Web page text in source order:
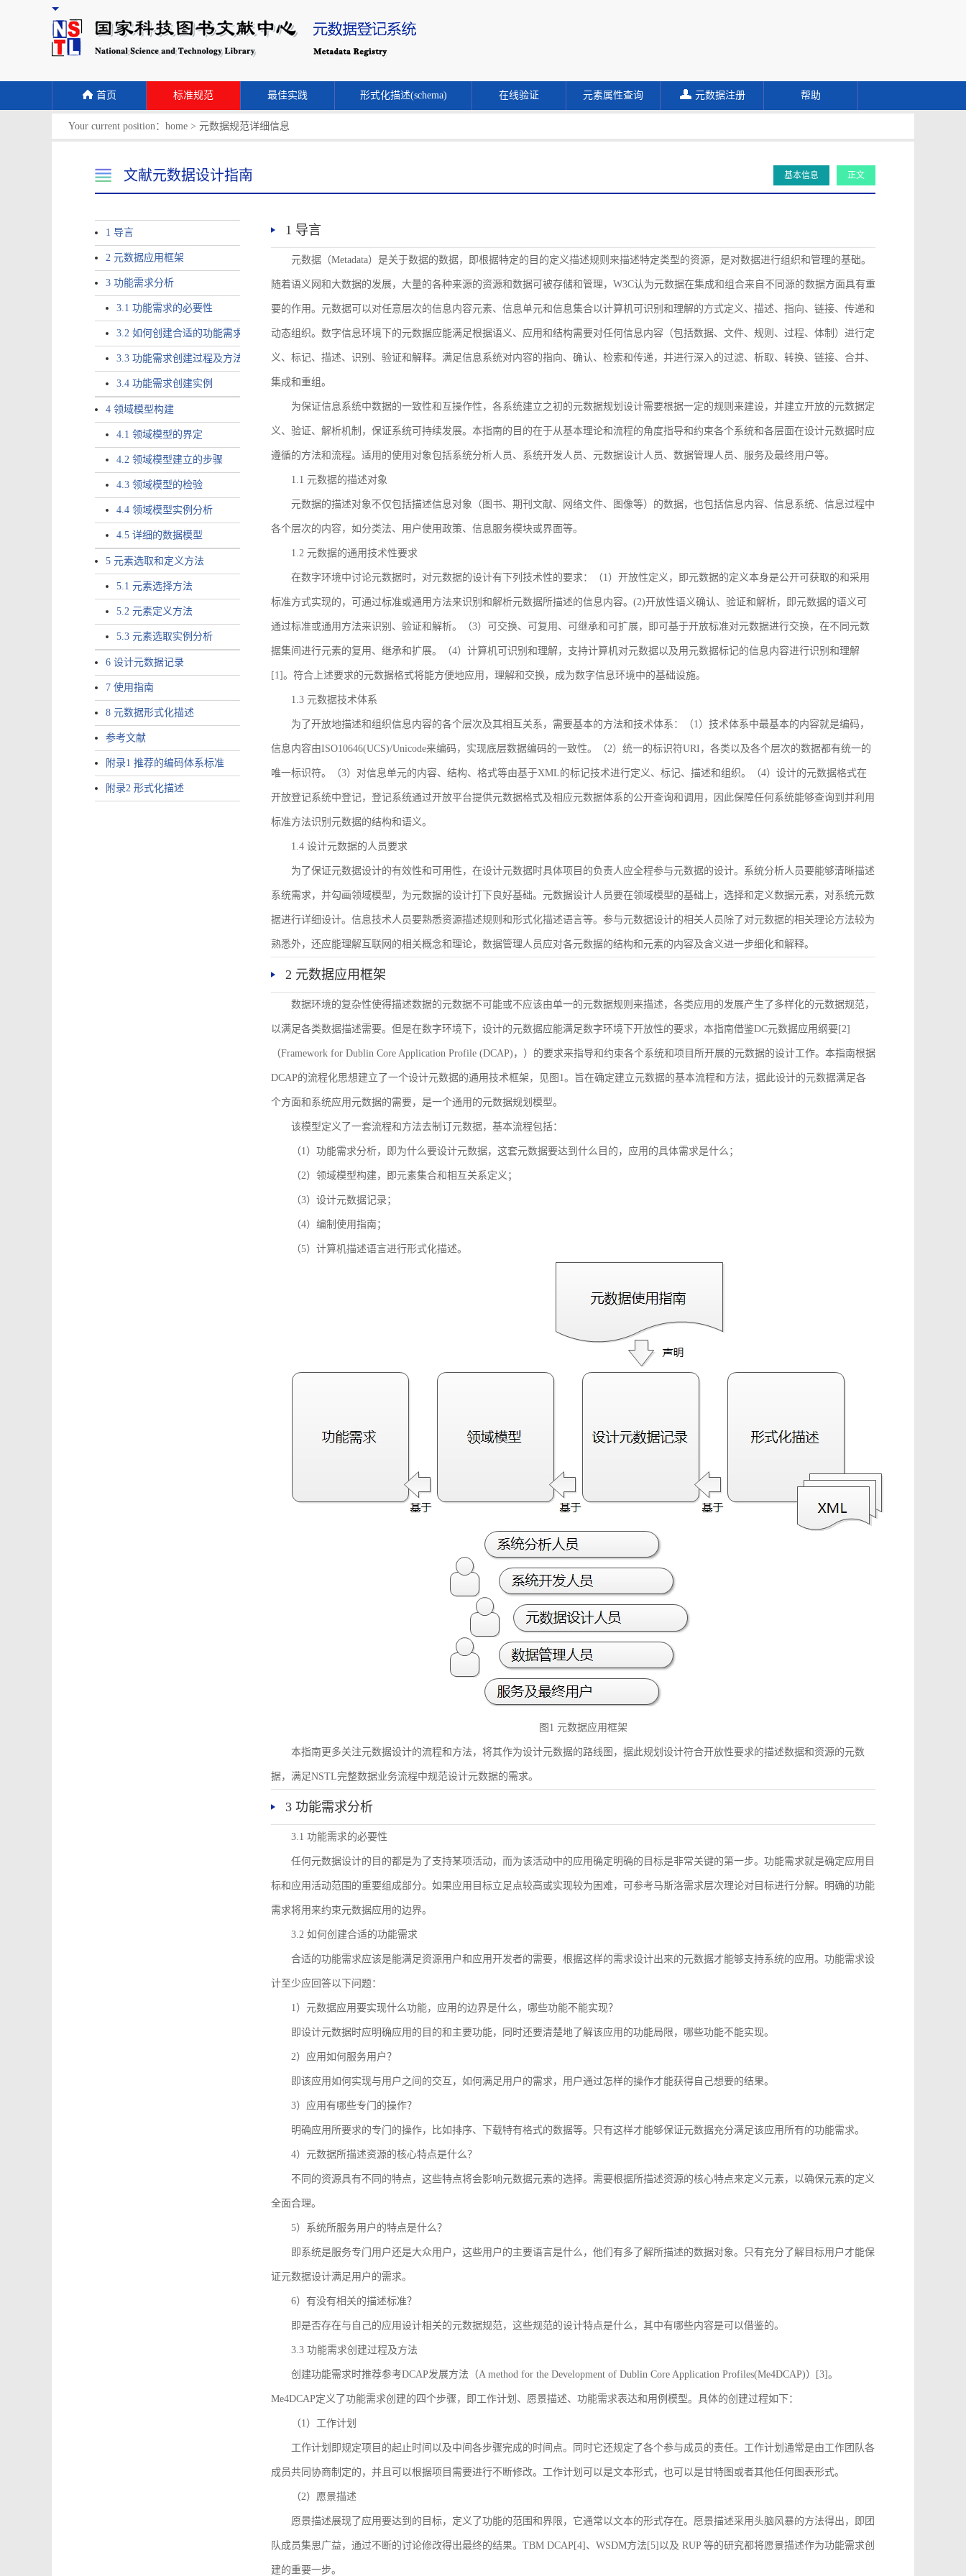
首页 标准规范 最佳实践 形式化描述(schema) 在线验证 元素属性查询 元数据注册 帮助
Your current position： home > 元数据规范详细信息
文献元数据设计指南 基本信息 正文
1 导言
2 元数据应用框架
3 功能需求分析
3.1 功能需求的必要性
3.2 如何创建合适的功能需求
3.3 功能需求创建过程及方法
3.4 功能需求创建实例
4 领域模型构建
4.1 领域模型的界定
4.2 领域模型建立的步骤
4.3 领域模型的检验
4.4 领域模型实例分析
4.5 详细的数据模型
5 元素选取和定义方法
5.1 元素选择方法
5.2 元素定义方法
5.3 元素选取实例分析
6 设计元数据记录
7 使用指南
8 元数据形式化描述
参考文献
附录1 推荐的编码体系标准
附录2 形式化描述
1 导言
元数据（Metadata）是关于数据的数据，即根据特定的目的定义描述规则来描述特定类型的资源，是对数据进行组织和管理的基础。
随着语义网和大数据的发展，大量的各种来源的资源和数据可被存储和管理，W3C认为元数据在集成和组合来自不同源的数据方面具有重
要的作用。元数据可以对任意层次的信息内容元素、信息单元和信息集合以计算机可识别和理解的方式定义、描述、指向、链接、传递和
动态组织。数字信息环境下的元数据应能满足根据语义、应用和结构需要对任何信息内容（包括数据、文件、规则、过程、体制）进行定
义、标记、描述、识别、验证和解释。满足信息系统对内容的指向、确认、检索和传递，并进行深入的过滤、析取、转换、链接、合并、
集成和重组。
为保证信息系统中数据的一致性和互操作性，各系统建立之初的元数据规划设计需要根据一定的规则来建设，并建立开放的元数据定
义、验证、解析机制，保证系统可持续发展。本指南的目的在于从基本理论和流程的角度指导和约束各个系统和各层面在设计元数据时应
遵循的方法和流程。适用的使用对象包括系统分析人员、系统开发人员、元数据设计人员、数据管理人员、服务及最终用户等。
1.1 元数据的描述对象
元数据的描述对象不仅包括描述信息对象（图书、期刊文献、网络文件、图像等）的数据，也包括信息内容、信息系统、信息过程中
各个层次的内容，如分类法、用户使用政策、信息服务模块或界面等。
1.2 元数据的通用技术性要求
在数字环境中讨论元数据时，对元数据的设计有下列技术性的要求：（1）开放性定义，即元数据的定义本身是公开可获取的和采用
标准方式实现的，可通过标准或通用方法来识别和解析元数据所描述的信息内容。(2)开放性语义确认、验证和解析，即元数据的语义可
通过标准或通用方法来识别、验证和解析。（3）可交换、可复用、可继承和可扩展，即可基于开放标准对元数据进行交换，在不同元数
据集间进行元素的复用、继承和扩展。（4）计算机可识别和理解，支持计算机对元数据以及用元数据标记的信息内容进行识别和理解
[1]。符合上述要求的元数据格式将能方便地应用，理解和交换，成为数字信息环境中的基础设施。
1.3 元数据技术体系
为了开放地描述和组织信息内容的各个层次及其相互关系，需要基本的方法和技术体系：（1）技术体系中最基本的内容就是编码，
信息内容由ISO10646(UCS)/Unicode来编码，实现底层数据编码的一致性。（2）统一的标识符URI，各类以及各个层次的数据都有统一的
唯一标识符。（3）对信息单元的内容、结构、格式等由基于XML的标记技术进行定义、标记、描述和组织。（4）设计的元数据格式在
开放登记系统中登记，登记系统通过开放平台提供元数据格式及相应元数据体系的公开查询和调用，因此保障任何系统能够查询到并利用
标准方法识别元数据的结构和语义。
1.4 设计元数据的人员要求
为了保证元数据设计的有效性和可用性，在设计元数据时具体项目的负责人应全程参与元数据的设计。系统分析人员要能够清晰描述
系统需求，并勾画领域模型，为元数据的设计打下良好基础。元数据设计人员要在领域模型的基础上，选择和定义数据元素，对系统元数
据进行详细设计。信息技术人员要熟悉资源描述规则和形式化描述语言等。参与元数据设计的相关人员除了对元数据的相关理论方法较为
熟悉外，还应能理解互联网的相关概念和理论，数据管理人员应对各元数据的结构和元素的内容及含义进一步细化和解释。
2 元数据应用框架
数据环境的复杂性使得描述数据的元数据不可能或不应该由单一的元数据规则来描述，各类应用的发展产生了多样化的元数据规范，
以满足各类数据描述需要。但是在数字环境下，设计的元数据应能满足数字环境下开放性的要求，本指南借鉴DC元数据应用纲要[2]
（Framework for Dublin Core Application Profile (DCAP)，）的要求来指导和约束各个系统和项目所开展的元数据的设计工作。本指南根据
DCAP的流程化思想建立了一个设计元数据的通用技术框架，见图1。旨在确定建立元数据的基本流程和方法，据此设计的元数据满足各
个方面和系统应用元数据的需要，是一个通用的元数据规划模型。
该模型定义了一套流程和方法去制订元数据，基本流程包括：
（1）功能需求分析，即为什么要设计元数据，这套元数据要达到什么目的，应用的具体需求是什么；
（2）领域模型构建，即元素集合和相互关系定义；
（3）设计元数据记录；
（4）编制使用指南；
（5）计算机描述语言进行形式化描述。
图1 元数据应用框架
本指南更多关注元数据设计的流程和方法，将其作为设计元数据的路线图，据此规划设计符合开放性要求的描述数据和资源的元数
据，满足NSTL完整数据业务流程中规范设计元数据的需求。
3 功能需求分析
3.1 功能需求的必要性
任何元数据设计的目的都是为了支持某项活动，而为该活动中的应用确定明确的目标是非常关键的第一步。功能需求就是确定应用目
标和应用活动范围的重要组成部分。如果应用目标立足点较高或实现较为困难，可参考马斯洛需求层次理论对目标进行分解。明确的功能
需求将用来约束元数据应用的边界。
3.2 如何创建合适的功能需求
合适的功能需求应该是能满足资源用户和应用开发者的需要，根据这样的需求设计出来的元数据才能够支持系统的应用。功能需求设
计至少应回答以下问题：
1）元数据应用要实现什么功能，应用的边界是什么，哪些功能不能实现？
即设计元数据时应明确应用的目的和主要功能，同时还要清楚地了解该应用的功能局限，哪些功能不能实现。
2）应用如何服务用户？
即该应用如何实现与用户之间的交互，如何满足用户的需求，用户通过怎样的操作才能获得自己想要的结果。
3）应用有哪些专门的操作？
明确应用所要求的专门的操作，比如排序、下载特有格式的数据等。只有这样才能够保证元数据充分满足该应用所有的功能需求。
4）元数据所描述资源的核心特点是什么？
不同的资源具有不同的特点，这些特点将会影响元数据元素的选择。需要根据所描述资源的核心特点来定义元素，以确保元素的定义
全面合理。
5）系统所服务用户的特点是什么？
即系统是服务专门用户还是大众用户，这些用户的主要语言是什么，他们有多了解所描述的数据对象。只有充分了解目标用户才能保
证元数据设计满足用户的需求。
6）有没有相关的描述标准？
即是否存在与自己的应用设计相关的元数据规范，这些规范的设计特点是什么，其中有哪些内容是可以借鉴的。
3.3 功能需求创建过程及方法
创建功能需求时推荐参考DCAP发展方法（A method for the Development of Dublin Core Application Profiles(Me4DCAP)）[3]。
Me4DCAP定义了功能需求创建的四个步骤，即工作计划、愿景描述、功能需求表达和用例模型。具体的创建过程如下：
（1）工作计划
工作计划即规定项目的起止时间以及中间各步骤完成的时间点。同时它还规定了各个参与成员的责任。工作计划通常是由工作团队各
成员共同协商制定的，并且可以根据项目需要进行不断修改。工作计划可以是文本形式，也可以是甘特图或者其他任何图表形式。
（2）愿景描述
愿景描述展现了应用要达到的目标，定义了功能的范围和界限，它通常以文本的形式存在。愿景描述采用头脑风暴的方法得出，即团
队成员集思广益，通过不断的讨论修改得出最终的结果。TBM DCAP[4]、WSDM方法[5]以及 RUP 等的研究都将愿景描述作为功能需求创
建的重要一步。